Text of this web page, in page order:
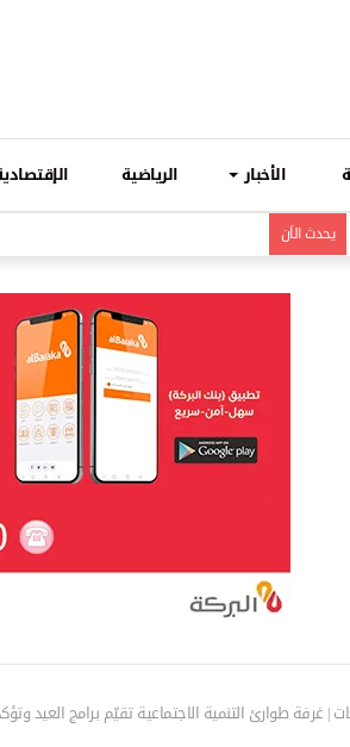
الأخبار الرياضية
يحدث الاَن
| غرفة طوارئ التنمية الاجتماعية تقيّم برامج العيد